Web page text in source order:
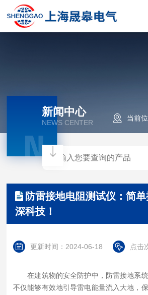
当前位
N
新闻中心
NEWS CENTER
防雷接地电阻测试仪：简
深科技！
更新时间：2024-06-18 点击
在建筑物的安全防护中，防雷接地系统
不仅能够有效地引导雷电能量流入大地，